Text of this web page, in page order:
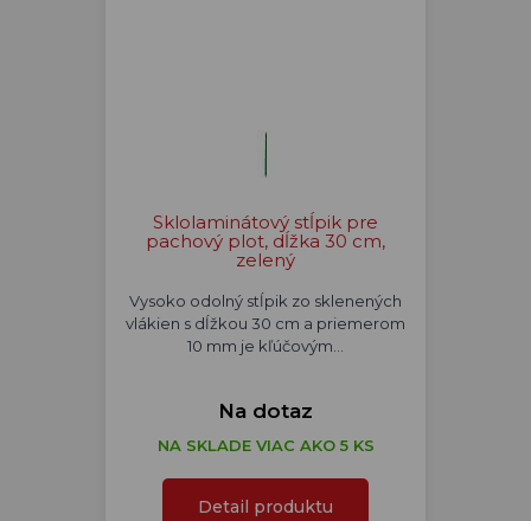
Sklolaminátový stĺpik pre
pachový plot, dĺžka 30 cm,
zelený
Vysoko odolný stĺpik zo sklenených
vlákien s dĺžkou 30 cm a priemerom
10 mm je kľúčovým…
Na dotaz
NA SKLADE VIAC AKO 5 KS
Detail produktu